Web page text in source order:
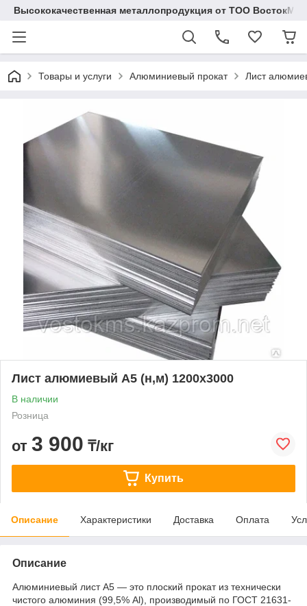
Высококачественная металлопродукция от ТОО
Товары и услуги Алюминиевый прокат Лист
Лист алюмиевый А5 (н,м) 1200х3000
В наличии
Розница
от 3 900 ₸/кг
Купить
Описание Характеристики Доставка Оплата
Описание
Алюминиевый лист А5 — это плоский прокат из технически
чистого алюминия (99,5% Al), производимый по ГОСТ 21631-